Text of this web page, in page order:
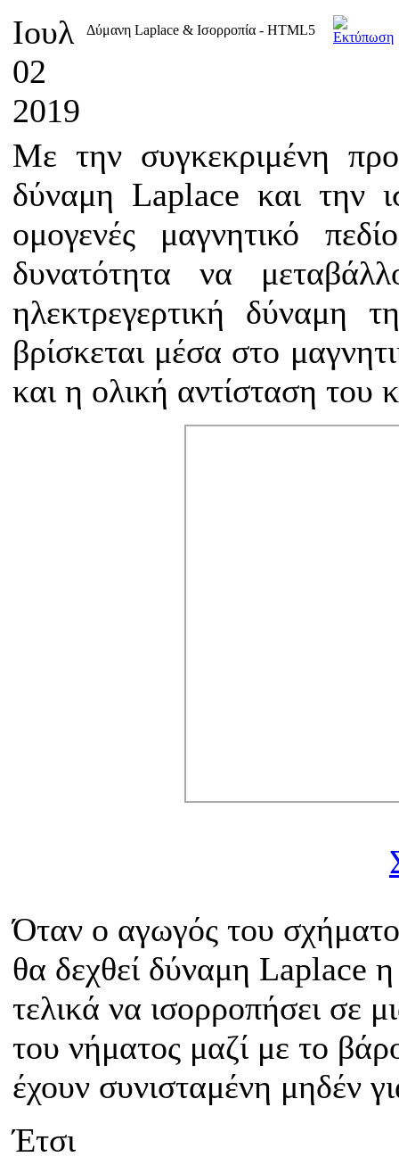
Ιουλ
02
2019
Δύμανη Laplace & Ισορροπία - HTML5
Με την συγκεκριμένη
δύναμη Laplace και την
ομογενές μαγνητικό
δυνατότητα να
ηλεκτρεγερτική
βρίσκεται μέσα στο
και η ολική αντίσταση
Όταν ο αγωγός του
θα δεχθεί δύναμη Laplace η
τελικά να ισορροπήσει σε
του νήματος μαζί με το
έχουν συνισταμένη μηδέν
Έτσι